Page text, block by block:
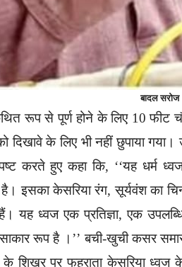
बादल सरोज
रूप से पूर्ण होने के लिए 10
दिखावे के लिए भी नहीं छुपाया
करते हुए कहा कि, ‘‘यह धर्म
इसका केसरिया रंग, सूर्यवंश का
हैं। यह ध्वज एक प्रतिज्ञा, एक
रूप है ।’’ बची-खुची कसर
के शिखर पर फहराता केसरिया ध्वज